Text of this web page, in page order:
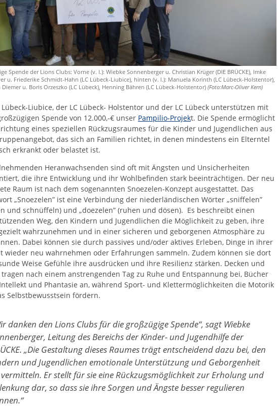
Spende der Lions Clubs: Vorne (v. l.): Wiebke Sonnenberger u. Christian Krüger (DIE BRÜCKE), Imke
u. Friederike Schmidt-Hahn (LC Lübeck-Liubice), hinten (v. l.): Manuela Korinth (LC Lübeck-Holstentor),
u. Boris Orzeszko (LC Lübeck), Henning Bähren (LC Lübeck-Holstentor) (Foto:Marc-Oliver Kern)
Lübeck-Liubice, der LC Lübeck- Holstentor und der LC Lübeck unterstützen mit
Spende von 12.000,-€ unser Pampilio-Projekt. Die Spende ermöglicht
eines speziellen Rückzugsraumes für die Kinder und Jugendlichen aus
das sich an Familien richtet, in denen mindestens ein Elterntel
erkrankt oder belastet ist.
Heranwachsenden sind oft mit Ängsten und Unsicherheiten
die ihre Entwicklung und ihr Wohlbefinden stark beeinträchtigen. Der neu
Raum ist nach dem sogenannten Snoezelen-Konzept ausgestattet. Das
„Snoezelen” ist eine Verbindung der niederländischen Wörter „sniffelen”
und schnüffeln) und „doezelen” (ruhen und dösen). Es beschreibt einen
Weg, den Kindern und Jugendlichen die Möglichkeit zu geben, ihre
wahrzunehmen und in einer sicheren und geborgenen Atmosphäre zu
Dabei können sie durch passives und/oder aktives Erleben, Dinge in ihrer
wieder neu wahrnehmen oder Erfahrungen sammeln. Zudem können sie dort
Weise Gefühle ihre ausdrücken und ihre Resilienz stärken. Decken und
tragen nach einem anstrengenden Tag zu Ruhe und Entspannung bei, Bücher
und Phantasie an, während Sport- und Klettermöglichkeiten die Motorik
Selbstbewusstsein fördern.
danken den Lions Clubs für die großzügige Spende“, sagt Wiebke
Leitung des Bereichs der Kinder- und Jugendhilfe der
„Die Gestaltung dieses Raumes trägt entscheidend dazu bei, den
und Jugendlichen emotionale Unterstützung und Geborgenheit
Er stellt für sie eine Rückzugsmöglichkeit zur Erholung und
dar, so dass sie ihre Sorgen und Ängste besser regulieren
.“